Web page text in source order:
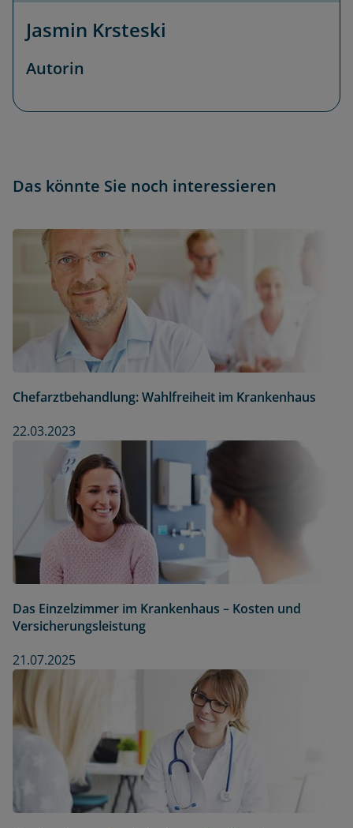
Jasmin Krsteski
Autorin
Das könnte Sie noch interessieren
Chefarztbehandlung: Wahlfreiheit im Krankenhaus
22.03.2023
Das Einzelzimmer im Krankenhaus – Kosten und
Versicherungsleistung
21.07.2025